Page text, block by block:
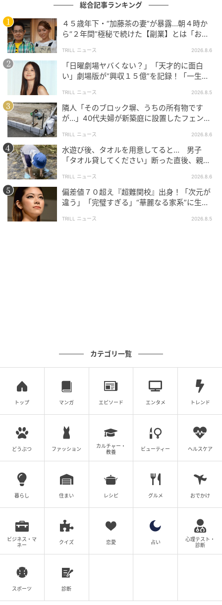
総合記事ランキング
４５歳年下・“加藤茶の妻”が暴露…朝４時か
ら“２年間”極秘で続けた【副業】とは「お金
TRILL ニュース 2026.8.6
「日曜劇場ヤバくない？」「天才的に面白
い」劇場版が“興収１５億”を記録！「一生言
TRILL ニュース 2026.8.5
隣人「そのブロック塀、うちの所有物です
が…」40代夫婦が新築庭に設置したフェン
TRILL ニュース 2026.8.6
水遊び後、タオルを用意してると… 男子
「タオル貸してください」断った直後、親が
TRILL ニュース 2026.8.6
偏差値７０超え『超難関校』出身！「次元が
違う」「完璧すぎる」“華麗なる家系”に生ま
TRILL ニュース 2026.8.5
カテゴリ一覧
トップ マンガ エピソード エンタメ トレンド
どうぶつ ファッション
カルチャー・
教養
ビューティー ヘルスケア
暮らし 住まい レシピ グルメ おでかけ
ビジネス・マ
ネー
クイズ 恋愛 占い
心理テスト・
診断
スポーツ 診断